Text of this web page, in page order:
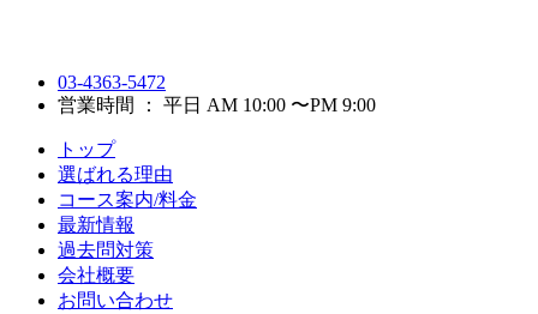
03-4363-5472
営業時間 ： 平日 AM 10:00 〜PM 9:00
トップ
選ばれる理由
コース案内/料金
最新情報
過去問対策
会社概要
お問い合わせ